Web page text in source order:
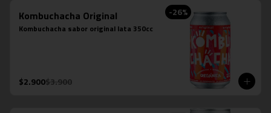
-26%
Kombuchacha Original
Kombuchacha sabor original lata 350cc
$2.900$3.900